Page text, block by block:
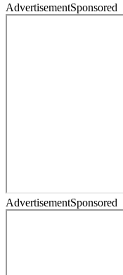
AdvertisementSponsored
AdvertisementSponsored